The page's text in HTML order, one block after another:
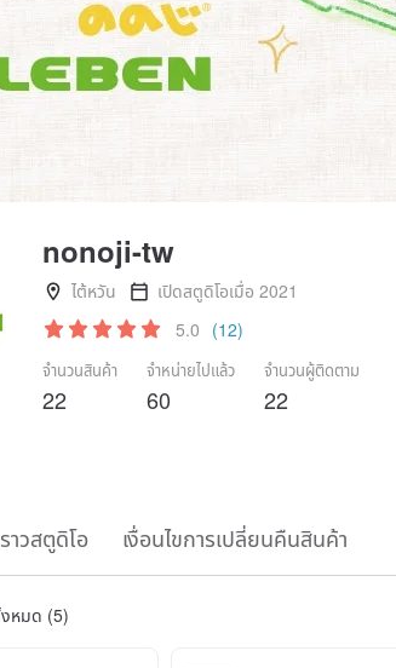
nonoji-tw
ไต้หวัน
เปิดสตูดิโอเมื่อ 2021
5.0 (12)
จำนวนสินค้า
22
จำหน่ายไปแล้ว
60
จำนวนผู้ติดตาม
22
าวสตูดิโอ เงื่อนไขการเปลี่ยนคืนสินค้า
หมด (5)